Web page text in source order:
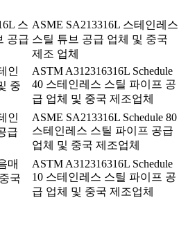
스
공급
ASME SA213316L 스테인레스
스틸 튜브 공급 업체 및 중국
제조 업체
인
중
ASTM A312316316L Schedule
40 스테인레스 스틸 파이프 공
급 업체 및 중국 제조업체
인
급
ASME SA213316L Schedule 80
스테인레스 스틸 파이프 공급
업체 및 중국 제조업체
매
국
ASTM A312316316L Schedule
10 스테인레스 스틸 파이프 공
급 업체 및 중국 제조업체